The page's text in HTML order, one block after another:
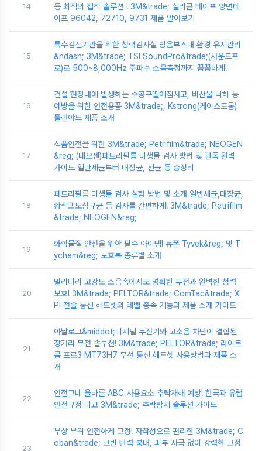
14
등 최적의 접착 솔루션 ! 3M&trade; 실리콘 테이프 양면테
이프 96042, 72710, 9731 제품 알아보기
15
특수검진기관을 위한 청력검사실 방음부스내 환경 유지관리
&ndash; 3M&trade; TSI SoundPro&trade;(사운드프
로)로 500~8,000Hz 주파수 소음측정까지 꼼꼼하게!
16
건설 현장내에 발생하는 수공구떨어짐사고, 비산물 낙하 등
예방을 위한 안전용품 3M&trade;, Kstrong(케이스트롱)
툴랜야드 제품 소개
17
식품안전을 위한 3M&trade; Petrifilm&trade; NEOGEN
&reg; (네오젠)페트리필름 미생물 검사 방법 및 판독 완벽
가이드 일반세균부터 대장균, 진균 등 총정리
18
페트리필름 미생물 검사 실험 방법 및 소개 일반세균,대장균,
황색포도상규균 등 검사를 간편하게! 3M&trade; Petrifilm
&trade; NEOGEN&reg;
19
화학물질 안전을 위한 필수 아이템! 듀폰 Tyvek&reg; 및 T
ychem&reg; 보호복 종류별 소개
20
밀리터리 고강도 소음속에서도 명확한 무전과 완벽한 청력
보호! 3M&trade; PELTOR&trade; ComTac&trade; X
PI 전술 통신 헤드셋의 레벨 종속 기능과 제품 소개 가이드
21
아날로그&middot;디지털 무전기와 고소음 차단이 결합된
장거리 무전 솔루션! 3M&trade; PELTOR&trade; 라이트
콤 프로3 MT73H7 무선 통신 헤드셋 사용방법과 제품 소
개
22
안전그네 올바른 ABC 사용요소 추락재해 예방! 한국과 유럽
안전규정 비교 3M&trade; 추락방지 솔루션 가이드
23
부상 부위 안전하게 고정! 자착성으로 편리한 3M&trade; C
oban&trade; 코반 탄력 붕대, 피부 자극 없이 강력한 고정